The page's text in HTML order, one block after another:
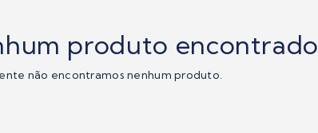
produto encontrado
não encontramos nenhum produto.